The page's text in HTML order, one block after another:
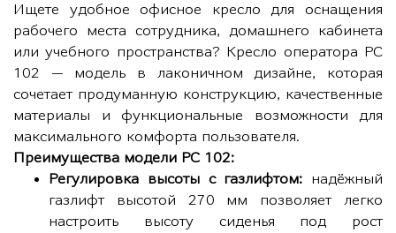
Ищете удобное офисное кресло для оснащения
рабочего места сотрудника, домашнего кабинета
или учебного пространства? Кресло оператора РС
102 — модель в лаконичном дизайне, которая
сочетает продуманную конструкцию, качественные
материалы и функциональные возможности для
максимального комфорта пользователя.
Преимущества модели РС 102:
Регулировка высоты с газлифтом: надёжный
газлифт высотой 270 мм позволяет легко
настроить высоту сиденья под рост